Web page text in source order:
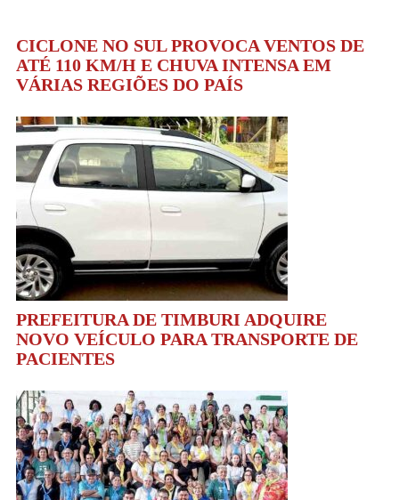
CICLONE NO SUL PROVOCA VENTOS DE
ATÉ 110 KM/H E CHUVA INTENSA EM
VÁRIAS REGIÕES DO PAÍS
PREFEITURA DE TIMBURI ADQUIRE
NOVO VEÍCULO PARA TRANSPORTE DE
PACIENTES